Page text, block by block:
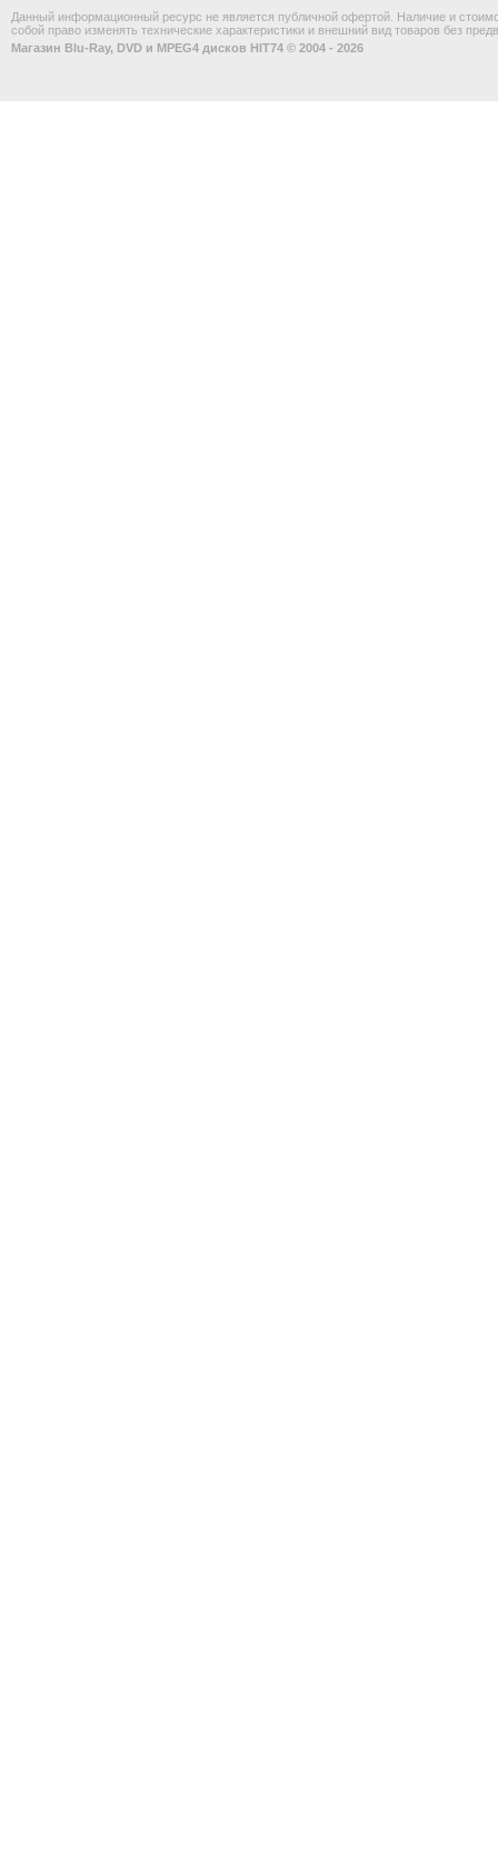
Данный информационный ресурс не является публичной офертой. Наличие и
собой право изменять технические характеристики и внешний вид товаров без
Магазин Blu-Ray, DVD и MPEG4 дисков HIT74 © 2004 - 2026